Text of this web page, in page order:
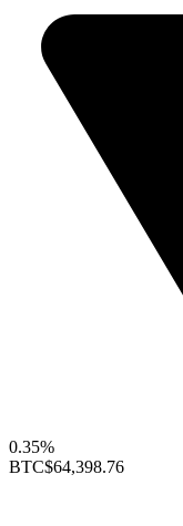
0.35%
BTC$64,398.76